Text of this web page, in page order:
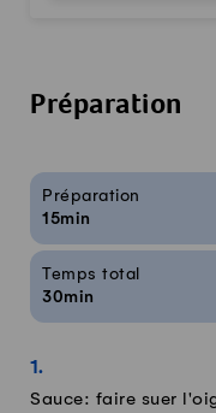
Préparation
Infos sur la recette
Préparation
15min
Temps total
30min
Sauce: faire suer